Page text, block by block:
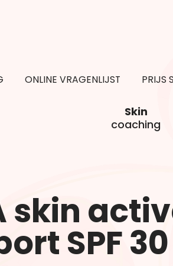
ONLINE VRAGENLIJST PRIJS
Skin
coaching
skin
SPF 30